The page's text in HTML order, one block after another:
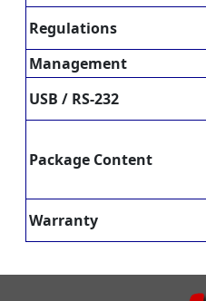
Regulations
Management
USB / RS-232
Package Content
Warranty